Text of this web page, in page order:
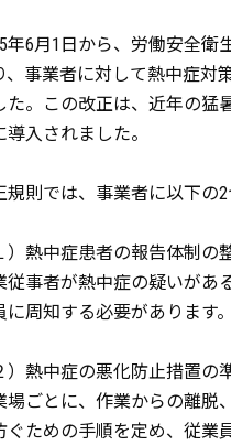
年6月1日から、労働安全衛
、事業者に対して熱中症対
た。この改正は、近年の猛
導入されました。
規則では、事業者に以下の2
）熱中症患者の報告体制の
従事者が熱中症の疑いがあ
に周知する必要があります。
）熱中症の悪化防止措置の
場ごとに、作業からの離脱
ぐための手順を定め、従業